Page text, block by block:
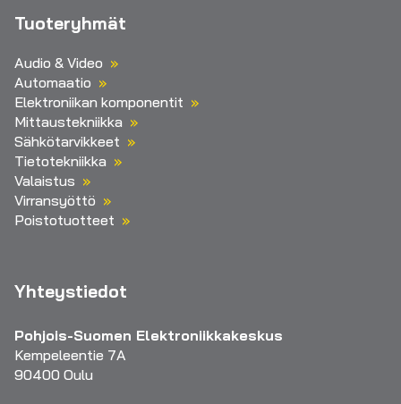
Tuoteryhmät
Audio & Video
Automaatio
Elektroniikan komponentit
Mittaustekniikka
Sähkötarvikkeet
Tietotekniikka
Valaistus
Virransyöttö
Poistotuotteet
Yhteystiedot
Pohjois-Suomen Elektroniikkakeskus
Kempeleentie 7A
90400 Oulu